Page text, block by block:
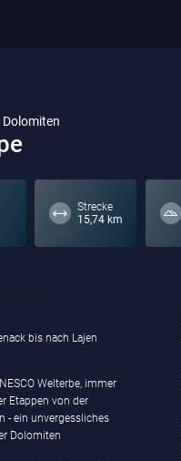
Strecke
15,74 km
bis nach Lajen
Welterbe, immer
Etappen von der
- ein unvergessliches
Dolomiten